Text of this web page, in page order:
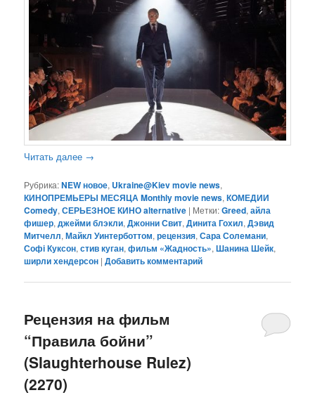
Читать далее →
Рубрика:NEW новое, Ukraine@Kiev movie news,
КИНОПРЕМЬЕРЫ МЕСЯЦА Monthly movie news,КОМЕДИИ
Comedy,СЕРЬЕЗНОЕ КИНО alternative | Метки:Greed,айла
фишер,джейми блэкли,Джонни Свит,Динита Гохил,Дэвид
Митчелл,Майкл Уинтерботтом,рецензия,Сара Солемани,
Софі Куксон,стив куган,фильм «Жадность»,Шанина Шейк,
ширли хендерсон |Добавить комментарий
Рецензия на фильм
“Правила бойни”
(Slaughterhouse Rulez)
(2270)